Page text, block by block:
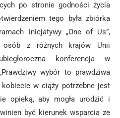
po stronie godności życia
tego była zbiórka
inicjatywy „One of Us”,
z różnych krajów Unii
konferencja w
wybór to prawdziwa
kobiecie w ciąży potrzebne jest
opieką, aby mogła urodzić i
być kierunek wsparcia ze